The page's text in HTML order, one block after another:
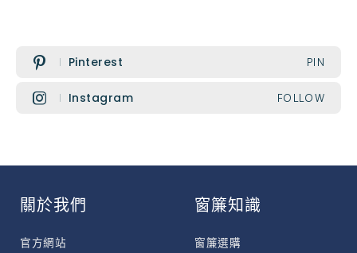
Pinterest PIN
Instagram FOLLOW
關於我們
官方網站
窗簾知識
窗簾選購